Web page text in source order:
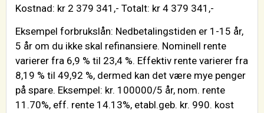
Kostnad: kr 2 379 341,- Totalt: kr 4 379 341,-
Eksempel forbrukslån: Nedbetalingstiden er 1-15 år,
5 år om du ikke skal refinansiere. Nominell rente
varierer fra 6,9 % til 23,4 %. Effektiv rente varierer fra
8,19 % til 49,92 %, dermed kan det være mye penger
på spare. Eksempel: kr. 100000/5 år, nom. rente
11.70%, eff. rente 14.13%, etabl.geb. kr. 990. kost